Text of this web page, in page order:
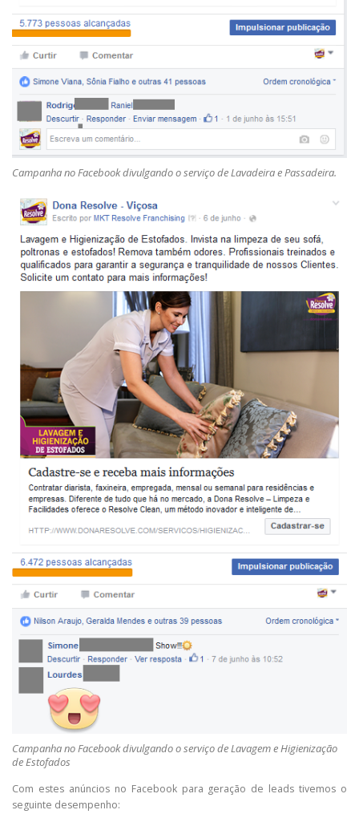
Campanha no Facebook divulgando o serviço de Lavadeira e Passadeira.
Campanha no Facebook divulgando o serviço de Lavagem e Higienização
de Estofados
Com estes anúncios no Facebook para geração de leads tivemos o
seguinte desempenho: